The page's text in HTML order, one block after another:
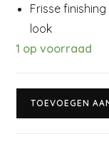
Frisse
look
1 op voorraad
TOEVOEGEN